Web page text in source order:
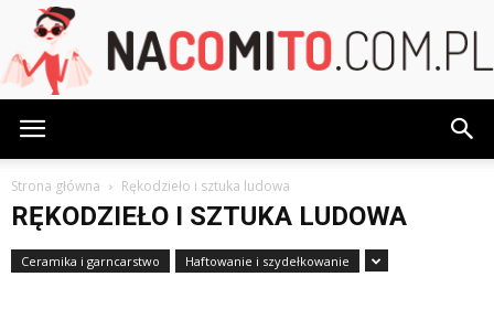
Strona główna Rękodzieło i sztuka ludowa
RĘKODZIEŁO I SZTUKA LUDOWA
Ceramika i garncarstwo Haftowanie i szydełkowanie